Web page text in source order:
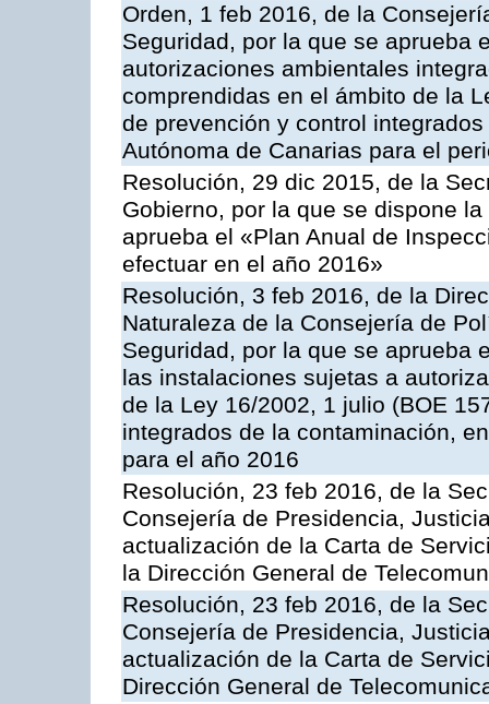
Orden, 1 feb 2016, de la
Seguridad, por la que se aprueba
autorizaciones ambientales
comprendidas en el ámbito de la
de prevención y control
Autónoma de Canarias para el
Resolución, 29 dic 2015, de la
Gobierno, por la que se dispone
aprueba el «Plan Anual de
efectuar en el año 2016»
Resolución, 3 feb 2016, de la
Naturaleza de la Consejería de
Seguridad, por la que se aprueba
las instalaciones sujetas a
de la Ley 16/2002, 1 julio (BOE
integrados de la contaminación,
para el año 2016
Resolución, 23 feb 2016, de la
Consejería de Presidencia,
actualización de la Carta de
la Dirección General de
Resolución, 23 feb 2016, de la
Consejería de Presidencia,
actualización de la Carta de
Dirección General de